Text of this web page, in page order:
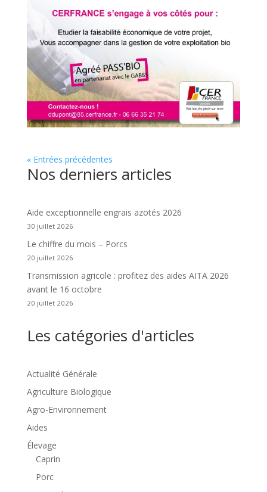
« Entrées précédentes
Nos derniers articles
Aide exceptionnelle engrais azotés 2026
30 juillet 2026
Le chiffre du mois – Porcs
20 juillet 2026
Transmission agricole : profitez des aides AITA 2026
avant le 16 octobre
20 juillet 2026
Les catégories d'articles
Actualité Générale
Agriculture Biologique
Agro-Environnement
Aides
Élevage
Caprin
Porc